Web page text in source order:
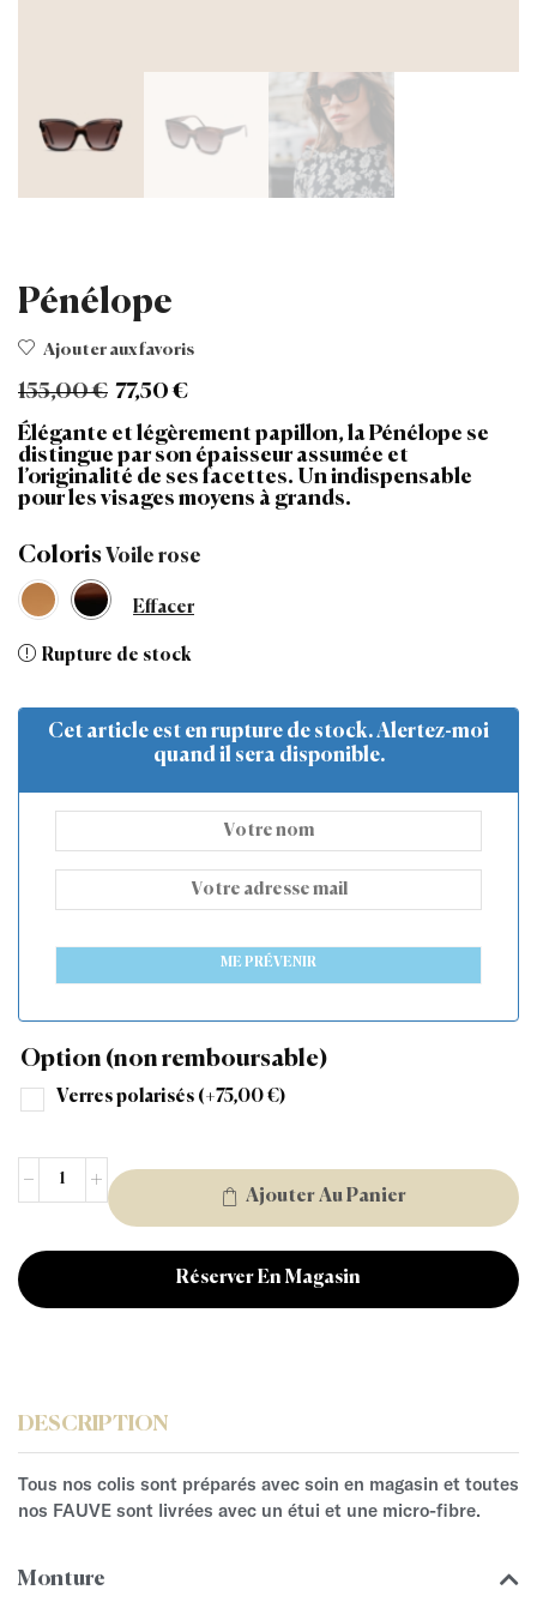
Pénélope
Ajouter aux favoris
155,00€ 77,50€
Élégante et légèrement papillon, la Pénélope se
distingue par son épaisseur assumée et
l’originalité de ses facettes. Un indispensable
pour les visages moyens à grands.
Coloris
Effacer
Rupture de stock
Cet article est en rupture de stock. Alertez-moi
quand il sera disponible.
ME PRÉVENIR
Option (non remboursable)
Verres polarisés (+75,00 €)
Ajouter Au Panier
Réserver En Magasin
DESCRIPTION
Tous nos colis sont préparés avec soin en magasin et toutes
nos FAUVE sont livrées avec un étui et une micro-fibre.
Monture